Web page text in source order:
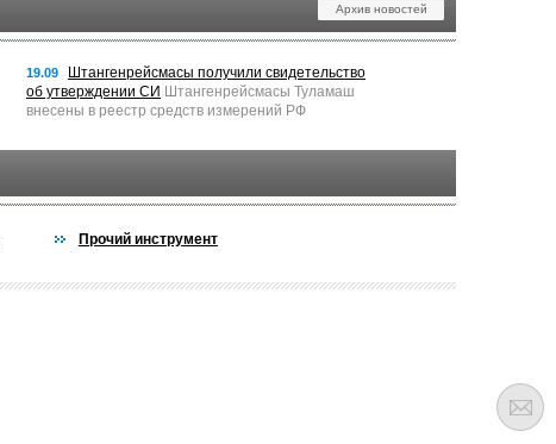
Архив новостей
19.09
Штангенрейсмасы получили свидетельство
об утверждении СИ Штангенрейсмасы Туламаш
внесены в реестр средств измерений РФ
Прочий инструмент